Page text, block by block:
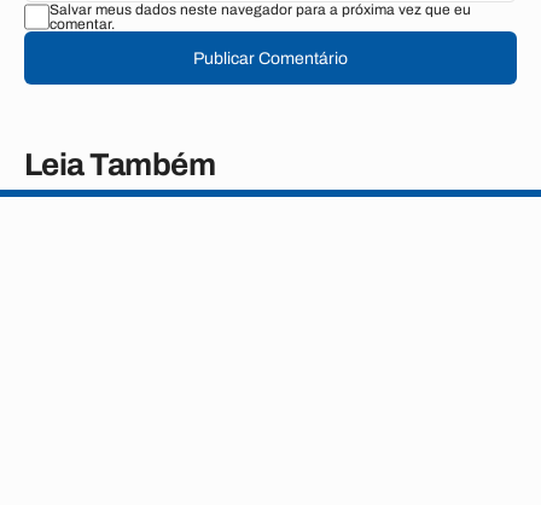
Salvar meus dados neste navegador para a próxima vez que eu
comentar.
Publicar Comentário
Leia Também